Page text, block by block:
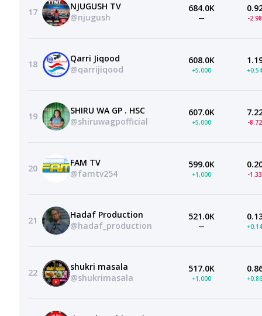
17
NJUGUSH TV
@njugush
684.0K
— -
18
Qarri Jiqood
@qarrijiqood
608.0K
+5,000
19
SHIRU WA GP . HSC
@shiruwagpofficial
607.0K
+5,000 -
20
FAM TV
@famtv254
599.0K
+1,000 -
21
Hadaf Production
@hadaf_production
521.0K
—
22
shukri masala
@shukrimasala
517.0K
+1,000